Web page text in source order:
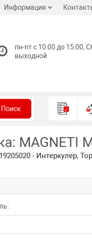
Информация
пн-пт с 10:00 до 15:00,
выходной
Поиск
MAGNETI
- Интеркулер,